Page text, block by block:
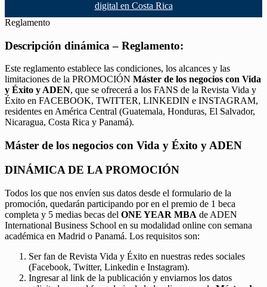
digital en Costa Rica
Reglamento
Descripción dinámica – Reglamento:
Este reglamento establece las condiciones, los alcances y las
limitaciones de la PROMOCIÓN Máster de los negocios con Vida
y Éxito y ADEN, que se ofrecerá a los FANS de la Revista Vida y
Éxito en FACEBOOK, TWITTER, LINKEDIN e INSTAGRAM,
residentes en América Central (Guatemala, Honduras, El Salvador,
Nicaragua, Costa Rica y Panamá).
Máster de los negocios con Vida y Éxito y ADEN
DINÁMICA DE LA PROMOCIÓN
Todos los que nos envíen sus datos desde el formulario de la
promoción, quedarán participando por en el premio de 1 beca
completa y 5 medias becas del ONE YEAR MBA de ADEN
International Business School en su modalidad online con semana
académica en Madrid o Panamá. Los requisitos son:
Ser fan de Revista Vida y Éxito en nuestras redes sociales
(Facebook, Twitter, Linkedin e Instagram).
Ingresar al link de la publicación y enviarnos los datos